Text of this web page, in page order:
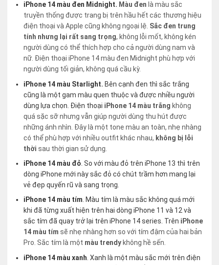
iPhone 14 màu đen Midnight. Màu đen là màu sắc
truyền thống được trang bị trên hầu hết các thương hiệu
điện thoại và Apple cũng không ngoại lệ. Sắc đen trung
tính nhưng lại rất sang trọng, không lỗi mốt, không kén
người dùng có thể thích hợp cho cả người dùng nam và
nữ. Điện thoại iPhone 14 màu đen Midnight phù hợp với
người dùng tối giản, không quá cầu kỳ.
iPhone 14 màu Starlight. Bên cạnh đen thì sắc trắng
cũng là một gam màu quen thuộc và được nhiều người
dùng lựa chọn. Điện thoại iPhone 14 màu trắng không
quá sặc sỡ nhưng vẫn giúp người dùng thu hút được
những ánh nhìn. Đây là một tone màu an toàn, nhẹ nhàng
có thể phù hợp với nhiều outfit khác nhau, không bị lỗi
thời sau thời gian sử dụng.
iPhone 14 màu đỏ . So với màu đỏ trên iPhone 13 thì trên
dòng iPhone mới này sắc đỏ có chút trầm hơn mang lại
vẻ đẹp quyến rũ và sang trọng.
iPhone 14 màu tím. Màu tím là màu sắc không quá mới
khi đã từng xuất hiện trên hai dòng iPhone 11 và 12 và
sắc tím đã quay trở lại trên iPhone 14 series. Trên iPhone
14 màu tím sẽ nhẹ nhàng hơn so với tím đậm của hai bản
Pro. Sắc tím là một màu trendy không hề sến.
iPhone 14 màu xanh . Xanh là một màu sắc mới trên điện